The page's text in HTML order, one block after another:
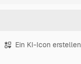
Ein KI-Icon erstellen